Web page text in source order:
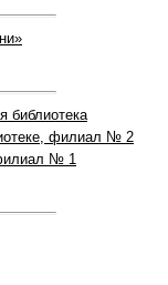
библиотека
филиал № 2
№ 1